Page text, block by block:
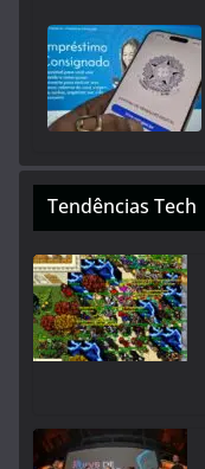
Tendências Tech